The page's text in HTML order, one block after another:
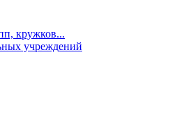
кружков...
учреждений